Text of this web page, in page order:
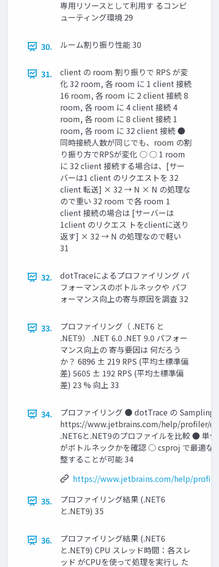
専用リソースとして利用す るコンピ
ューティング環境 29
30. ルーム割り振り性能 30
31.
client の room 割り振りで RPS が変
化 32 room, 各 room に 1 client 接続
16 room, 各 room に 2 client 接続 8
room, 各 room に 4 client 接続 4
room, 各 room に 8 client 接続 1
room, 各 room に 32 client 接続 ●
同時接続人数が同じでも、room の割
り振り方でRPSが変化 ○ ○ 1 room
に 32 client 接続する場合は、[サー
バーは1 client のリクエストを 32
client 転送] × 32 → N × N の処理な
ので重い 32 room で各 room 1
client 接続の場合は [サーバーは
1client のリクエス トをclientに送り
返す] × 32 → N の処理なので軽い
31
32.
dotTraceによるプロファイリング パ
フォーマンスのボトルネックや パフ
ォーマンス向上の寄与原因を調査 32
33.
プロファイリング（ .NET6 と
.NET9） .NET 6.0 .NET 9.0 パフォー
マンス向上の 寄与要因は 何だろう
か？ 6896 ± 219 RPS (平均±標準偏
差) 5605 ± 192 RPS (平均±標準偏
差) 23 % 向上 33
34.
プロファイリング ● dotTrace の Sampling
https://www.jetbrains.com/help/proﬁler/
.NET6と.NET9のプロファイルを比較 ● 単
がボトルネックかを確認 ○ csproj で最適な
整することが可能 34
https://www.jetbrains.com/help/
35.
プロファイリング結果 (.NET6
と.NET9) 35
36.
プロファイリング結果 (.NET6
と.NET9) CPU スレッド時間：各スレ
ッド がCPUを使って処理を実行し た